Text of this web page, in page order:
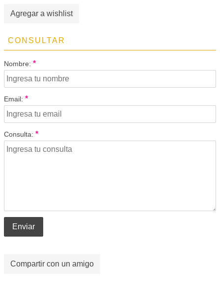
Agregar a wishlist
CONSULTAR
Nombre: *
Email: *
Consulta: *
Enviar
Compartir con un amigo